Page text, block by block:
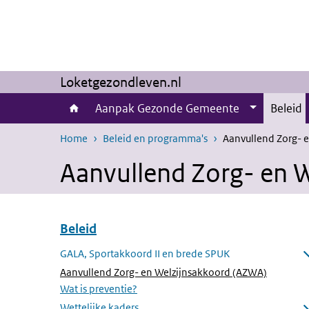
Loketgezondleven.nl
Aanpak Gezonde Gemeente Beleid
Home Beleid en programma's Aanvullend Zorg-
Aanvullend Zorg- en
Overslaan menu Beleid
Beleid
GALA, Sportakkoord II en brede SPUK
Submenu openen
Aanvullend Zorg- en Welzijnsakkoord (AZWA)
Wat is preventie?